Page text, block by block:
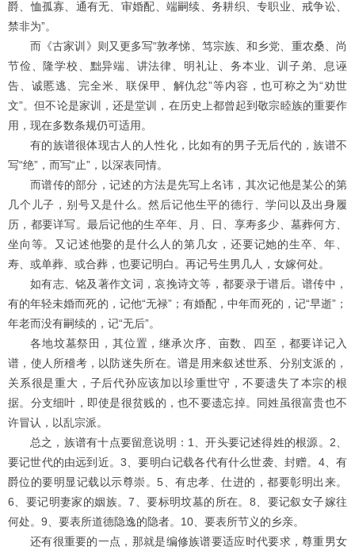
爵、恤孤寡、通有无、审婚配、端嗣续、务耕织、专职业、戒争讼、
禁非为”。
而《古家训》则又更多写“敦孝悌、笃宗族、和乡党、重农桑、尚
节俭、隆学校、黜异端、讲法律、明礼让、务本业、训子弟、息诬
告、诚慝逃、完全米、联保甲、解仇忿”等内容，也可称之为“劝世
文”。但不论是家训，还是堂训，在历史上都曾起到敬宗睦族的重要作
用，现在多数条规仍可适用。
有的族谱很体现古人的人性化，比如有的男子无后代的，族谱不
写“绝”，而写“止”，以深表同情。
而谱传的部分，记述的方法是先写上名讳，其次记他是某公的第
几个儿子，别号又是什么。然后记他生平的德行、学问以及出身履
历，都要详写。最后记他的生卒年、月、日、享寿多少、墓葬何方、
坐向等。又记述他娶的是什么人的第几女，还要记她的生卒、年、
寿、或单葬、或合葬，也要记明白。再记号生男几人，女嫁何处。
如有志、铭及著作文词，哀挽诗文等，都要录于谱后。谱传中，
有的年轻未婚而死的，记他“无禄”；有婚配，中年而死的，记“早逝”；
年老而没有嗣续的，记“无后”。
各地坟墓祭田，其位置，继承次序、亩数、四至，都要详记入
谱，使人所稽考，以防迷失所在。谱是用来叙述世系、分别支派的，
关系很是重大，子后代孙应该加以珍重世守，不要遗失了本宗的根
据。分支细叶，即使是很贫贱的，也不要遗忘掉。同姓虽很富贵也不
许冒认，以乱宗派。
总之，族谱有十点要留意说明：1、开头要记述得姓的根源。2、
要记世代的由远到近。3、要明白记载各代有什么世袭、封赠。4、有
爵位的要明显记载以示尊崇。5、有忠孝、仕进的，都要彰明出来。
6、要记明妻家的姻族。7、要标明坟墓的所在。8、要记叙女子嫁往
何处。9、要表所道德隐逸的隐者。10、要表所节义的乡亲。
还有很重要的一点，那就是编修族谱要适应时代要求，尊重男女